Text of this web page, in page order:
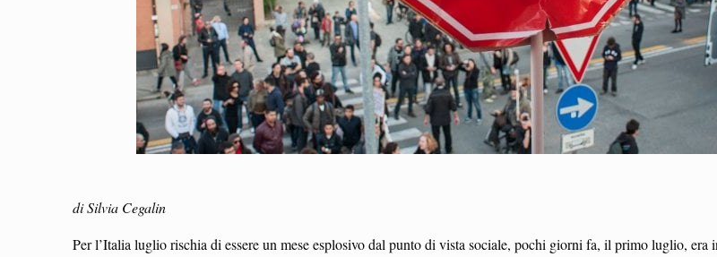
di Silvia Cegalin
Per l’Italia luglio rischia di essere un mese esplosivo dal punto di vista sociale, pochi giorni fa, il primo luglio, era